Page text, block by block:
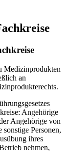
Medizinprodukten
an
Angehörige
Angehörige von
Personen,
ihres
nehmen,